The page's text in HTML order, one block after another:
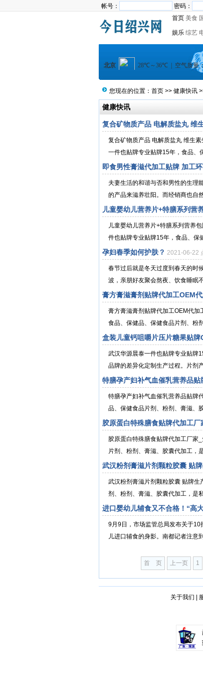
帐号： 密码：
首页 美食
娱乐 综艺
您现在的位置： 首页 >> 健康快讯
健康快讯
复合矿物质产品 电解质盐丸 维
复合矿物质产品 电解质盐丸 维生
一件也贴牌专业贴牌15年，食品、
即食男性膏滋代加工贴牌 加工
夫妻生活的和谐与否和男性的生理
的产品来滋养壮阳。而经销商也自
儿童婴幼儿营养片+特膳系列营
儿童婴幼儿营养片+特膳系列营养
件也贴牌专业贴牌15年，食品、保
孕妇春季如何护肤？ 2021-06-22
春节过后就是冬天过度到春天的时
波，亲朋好友聚会熬夜、饮食睡眠
膏方膏滋膏剂贴牌代加工OEM
膏方膏滋膏剂贴牌代加工OEM代加
食品、保健品、保健食品片剂、粉
盒装儿童钙咀嚼片压片糖果贴
武汉华源晨泰一件也贴牌专业贴牌
品牌的差异化定制生产过程。片剂
特膳孕产妇补气血催乳营养品
特膳孕产妇补气血催乳营养品贴牌
品、保健食品片剂、粉剂、膏滋、
胶原蛋白特殊膳食贴牌代加工
胶原蛋白特殊膳食贴牌代加工厂家
片剂、粉剂、膏滋、胶囊代加工，
武汉粉剂膏滋片剂颗粒胶囊 贴
武汉粉剂膏滋片剂颗粒胶囊 贴牌
剂、粉剂、膏滋、胶囊代加工，是
进口婴幼儿辅食又不合格！“高
9月9日，市场监管总局发布关于
儿进口辅食的身影。南都记者注意
首 页 上一页 1
关于我们